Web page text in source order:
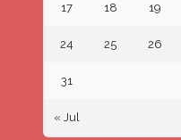
« Jul
17 18 19
24 25 26
31